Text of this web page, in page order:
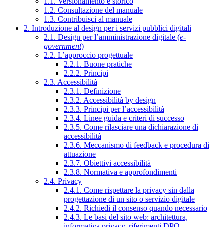
1.2. Consultazione del manuale
1.3. Contribuisci al manuale
2. Introduzione al design per i servizi pubblici digitali
2.1. Design per l’amministrazione digitale (e-
government)
2.2. L’approccio progettuale
2.2.1. Buone pratiche
2.2.2. Principi
2.3. Accessibilità
2.3.1. Definizione
2.3.2. Accessibilità by design
2.3.3. Principi per l’accessibilità
2.3.4. Linee guida e criteri di successo
2.3.5. Come rilasciare una dichiarazione di
accessibilità
2.3.6. Meccanismo di feedback e procedura di
attuazione
2.3.7. Obiettivi accessibilità
2.3.8. Normativa e approfondimenti
2.4. Privacy
2.4.1. Come rispettare la privacy sin dalla
progettazione di un sito o servizio digitale
2.4.2. Richiedi il consenso quando necessario
2.4.3. Le basi del sito web: architettura,